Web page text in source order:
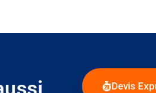
Devis